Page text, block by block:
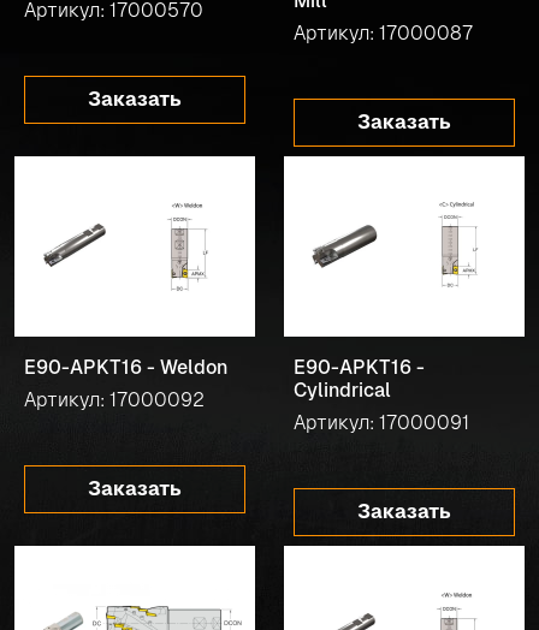
Артикул: 17000570
Заказать
Артикул: 17000087
Заказать
E90-APKT16 - Weldon
Артикул: 17000092
Заказать
E90-APKT16 -
Cylindrical
Артикул: 17000091
Заказать